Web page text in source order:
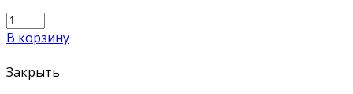
В корзину
Закрыть